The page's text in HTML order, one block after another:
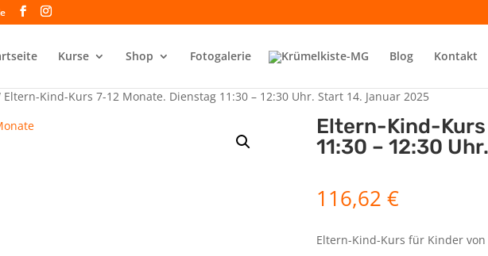
Kurse Shop Fotogalerie Blog Kontakt
Eltern-Kind-Kurs 7-12 Monate. Dienstag 11:30 – 12:30 Uhr. Start 14. Januar 2025
Eltern-Kind-
11:30 – 12:30
116,62 €
Eltern-Kind-Kurs für Kinder